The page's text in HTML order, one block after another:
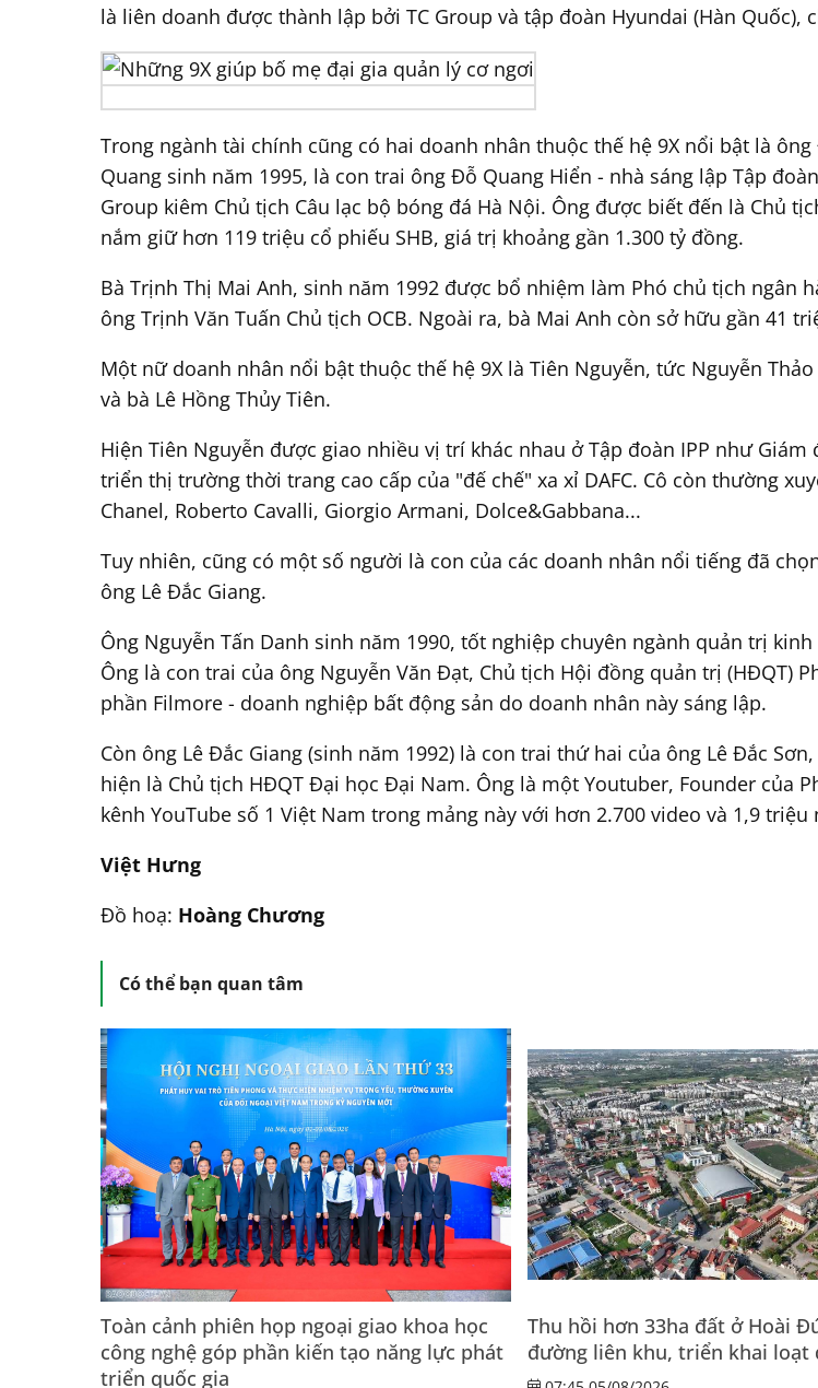
là liên doanh được thành lập bởi TC Group và tập đoàn Hyundai (Hàn Quốc),
Trong ngành tài chính cũng có hai doanh nhân thuộc thế hệ 9X nổi bật là
Quang sinh năm 1995, là con trai ông Đỗ Quang Hiển - nhà sáng lập Tập
Group kiêm Chủ tịch Câu lạc bộ bóng đá Hà Nội. Ông được biết đến là Chủ
nắm giữ hơn 119 triệu cổ phiếu SHB, giá trị khoảng gần 1.300 tỷ đồng.
Bà Trịnh Thị Mai Anh, sinh năm 1992 được bổ nhiệm làm Phó chủ tịch ngân
ông Trịnh Văn Tuấn Chủ tịch OCB. Ngoài ra, bà Mai Anh còn sở hữu gần 41
Một nữ doanh nhân nổi bật thuộc thế hệ 9X là Tiên Nguyễn, tức Nguyễn
và bà Lê Hồng Thủy Tiên.
Hiện Tiên Nguyễn được giao nhiều vị trí khác nhau ở Tập đoàn IPP như
triển thị trường thời trang cao cấp của "đế chế" xa xỉ DAFC. Cô còn thường
Chanel, Roberto Cavalli, Giorgio Armani, Dolce&Gabbana...
Tuy nhiên, cũng có một số người là con của các doanh nhân nổi tiếng đã
ông Lê Đắc Giang.
Ông Nguyễn Tấn Danh sinh năm 1990, tốt nghiệp chuyên ngành quản trị
Ông là con trai của ông Nguyễn Văn Đạt, Chủ tịch Hội đồng quản trị (HĐQT)
phần Filmore - doanh nghiệp bất động sản do doanh nhân này sáng lập.
Còn ông Lê Đắc Giang (sinh năm 1992) là con trai thứ hai của ông Lê Đắc
hiện là Chủ tịch HĐQT Đại học Đại Nam. Ông là một Youtuber, Founder của
kênh YouTube số 1 Việt Nam trong mảng này với hơn 2.700 video và 1,9 triệu
Việt Hưng
Đồ hoạ: Hoàng Chương
Có thể bạn quan tâm
Toàn cảnh phiên họp ngoại giao khoa học
công nghệ góp phần kiến tạo năng lực phát
triển quốc gia
Thu hồi hơn 33ha đất ở Hoài
đường liên khu, triển khai loạt